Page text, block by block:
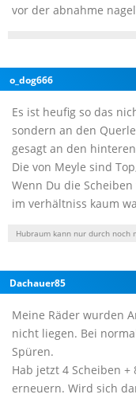
vor der abnahme
o_dog666
Es ist heufig so das
sondern an den
gesagt an den
Die von Meyle sind
Wenn Du die
im verhältniss kaum
Hubraum kann nur durch noch
Dachauer85
Meine Räder wurden
nicht liegen. Bei
Spüren.
Hab jetzt 4 Scheiben
erneuern. Wird sich